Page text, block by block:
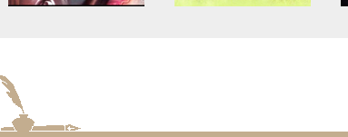
assumed 'article_topic' (this
will throw an Error in a future
/home/keedkean/domains/keedkean.com/public_html/include/
/